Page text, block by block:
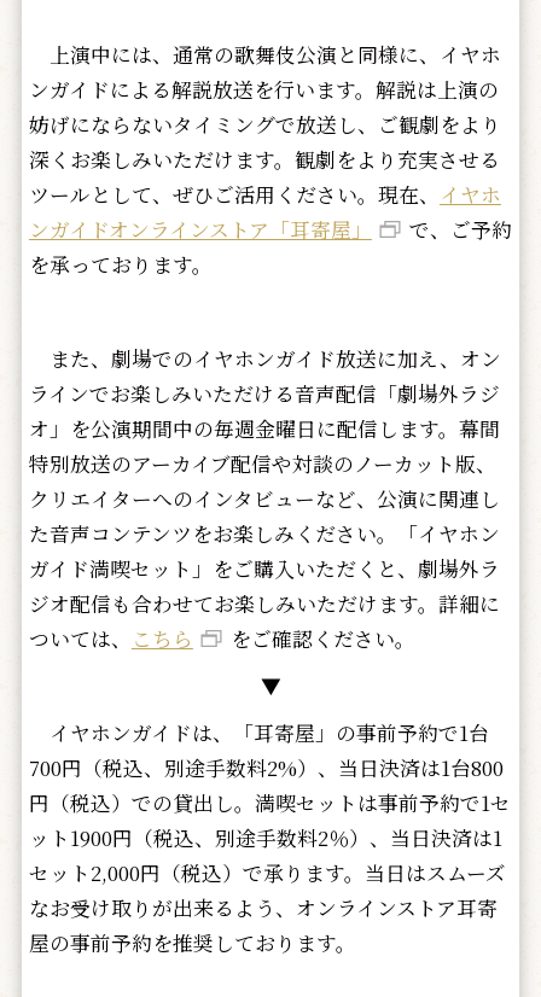
上演中には、通常の歌舞伎公演と同様に、イヤホ
ンガイドによる解説放送を行います。解説は上演の
妨げにならないタイミングで放送し、ご観劇をより
深くお楽しみいただけます。観劇をより充実させる
ツールとして、ぜひご活用ください。現在、 イヤホ
ンガイドオンラインストア「耳寄屋」
で、ご予約
を承っております。
また、劇場でのイヤホンガイド放送に加え、オン
ラインでお楽しみいただける音声配信「劇場外ラジ
オ」を公演期間中の毎週金曜日に配信します。幕間
特別放送のアーカイブ配信や対談のノーカット版、
クリエイターへのインタビューなど、公演に関連し
た音声コンテンツをお楽しみください。「イヤホン
ガイド満喫セット」をご購入いただくと、劇場外ラ
ジオ配信も合わせてお楽しみいただけます。詳細に
ついては、
こちら
をご確認ください。
▼
イヤホンガイドは、「耳寄屋」の事前予約で1台
700円（税込、別途手数料2%）、当日決済は1台800
円（税込）での貸出し。満喫セットは事前予約で1セ
ット1900円（税込、別途手数料2％）、当日決済は1
セット2,000円（税込）で承ります。当日はスムーズ
なお受け取りが出来るよう、オンラインストア耳寄
屋の事前予約を推奨しております。